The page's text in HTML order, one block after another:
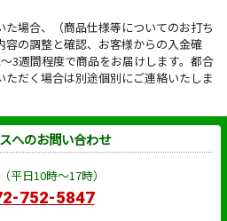
た場合、（商品仕様等についてのお打ち
容の調整と確認、お客様からの入金確
3週間程度で商品をお届けします。都合
ただく場合は別途個別にご連絡いたしま
へのお問い合わせ
平日10時～17時）
752-5847